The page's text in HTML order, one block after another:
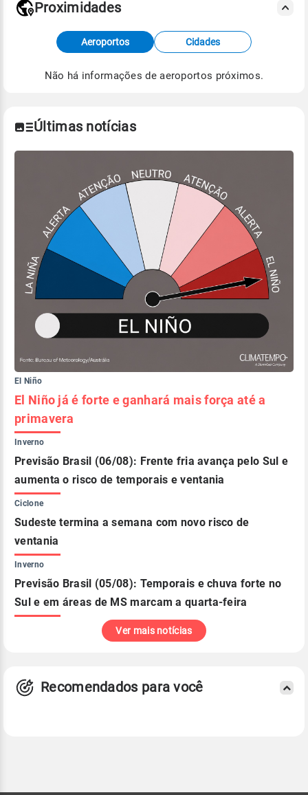
Fonte: dados combinados de estações
meteorológicas e satélite do Centro de Previsão
de Tempo e Estudos Climáticos (CPTEC).
Proximidades
Aeroportos Cidades
Não há informações de aeroportos próximos.
Últimas notícias
El Niño
El Niño já é forte e ganhará mais força até a
primavera
Inverno
Previsão Brasil (06/08): Frente fria avança pelo Sul e
aumenta o risco de temporais e ventania
Ciclone
Sudeste termina a semana com novo risco de
ventania
Inverno
Previsão Brasil (05/08): Temporais e chuva forte no
Sul e em áreas de MS marcam a quarta-feira
Ver mais notícias
Recomendados para você